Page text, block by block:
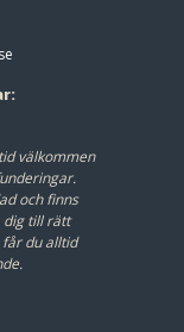
välkommen
och finns
dig till rätt
får du alltid